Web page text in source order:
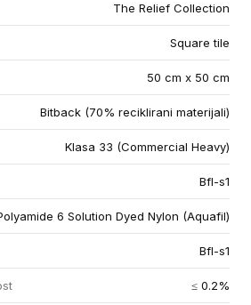
The Relief Collection
Square tile
50 cm x 50 cm
Bitback (70% reciklirani materijali)
Klasa 33 (Commercial Heavy)
Bfl-s1
6 Solution Dyed Nylon (Aquafil)
Bfl-s1
≤ 0.2%